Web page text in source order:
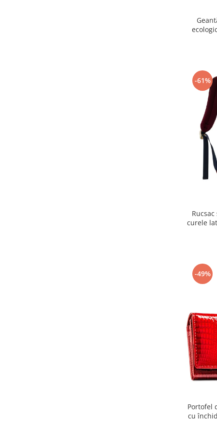
-61%
curele
-49%
Portofel
cu